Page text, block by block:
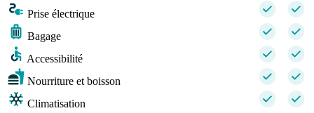
Prise électrique
Bagage
Accessibilité
Nourriture et boisson
Climatisation